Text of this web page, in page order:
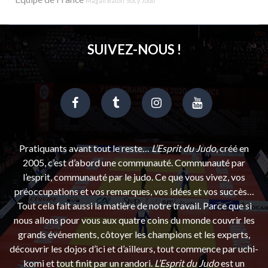
SUIVEZ-NOUS !
Pratiquants avant tout le reste…L’Esprit du Judo, créé en
2005, c’est d’abord une communauté. Communauté par
l’esprit, communauté par le judo. Ce que vous vivez, vos
préoccupations et vos remarques, vos idées et vos succès…
Tout cela fait aussi la matière de notre travail. Parce que si
nous allons pour vous aux quatre coins du monde couvrir les
grands événements, côtoyer les champions et les experts,
découvrir les dojos d’ici et d’ailleurs, tout commence par uchi-
komi et tout finit par un randori.L’Esprit du Judoest un